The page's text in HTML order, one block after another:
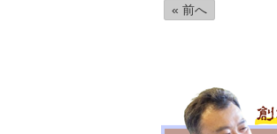
« 前へ